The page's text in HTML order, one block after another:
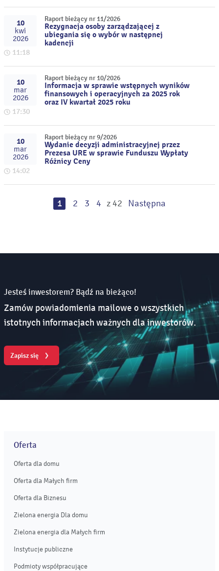
10
kwi
2026
11:18
Raport bieżący nr 11/2026
Rezygnacja osoby zarządzającej z
ubiegania się o wybór w następnej
kadencji
10
mar
2026
17:30
Raport bieżący nr 10/2026
Informacja w sprawie wstępnych wyników
finansowych i operacyjnych za 2025 rok
oraz IV kwartał 2025 roku
10
mar
2026
14:02
Raport bieżący nr 9/2026
Wydanie decyzji administracyjnej przez
Prezesa URE w sprawie Funduszu Wypłaty
Różnicy Ceny
1 2 3 4 z 42 Następna
Jesteś inwestorem? Bądź na bieżąco!
Zamów powiadomienia mailowe o wszystkich
istotnych informacjach ważnych dla inwestorów.
Zapisz się
Oferta
Oferta dla domu
Oferta dla Małych firm
Oferta dla Biznesu
Zielona energia Dla domu
Zielona energia dla Małych firm
Instytucje publiczne
Podmioty współpracujące